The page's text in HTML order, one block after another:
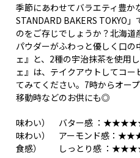
季節にあわせてバラエティ豊か
STANDARD BAKERS TOKYO
のをご存じでしょうか？北海
パウダーがふわっと優しく口
ェ』と、2種の宇治抹茶を使用
ェ』は、テイクアウトしてコ
てみてください。7時からオー
移動時などのお供にも◎
味わい） バター感 ：
味わい） アーモンド感：
食感） しっとり感 ：